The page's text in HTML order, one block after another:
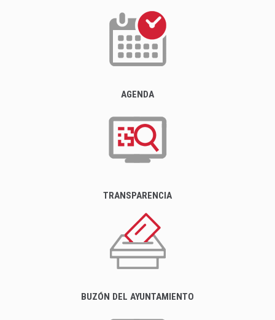
AGENDA
TRANSPARENCIA
BUZÓN DEL AYUNTAMIENTO